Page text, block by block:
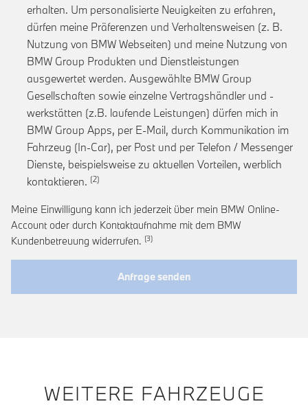
erhalten. Um personalisierte Neuigkeiten zu erfahren,
dürfen meine Präferenzen und Verhaltensweisen (z. B.
Nutzung von BMW Webseiten) und meine Nutzung von
BMW Group Produkten und Dienstleistungen
ausgewertet werden. Ausgewählte BMW Group
Gesellschaften sowie einzelne Vertragshändler und -
werkstätten (z.B. laufende Leistungen) dürfen mich in
BMW Group Apps, per E-Mail, durch Kommunikation im
Fahrzeug (In-Car), per Post und per Telefon / Messenger
Dienste, beispielsweise zu aktuellen Vorteilen, werblich
kontaktieren. Link zur Fußnote: Einwilligung zur
Meine Einwilligung kann ich jederzeit über mein BMW Online-
Account oder durch Kontaktaufnahme mit dem BMW
Kundenbetreuung widerrufen. Link zur Fußnote: Widerruf der
Anfrage senden
WEITERE FAHRZEUGE